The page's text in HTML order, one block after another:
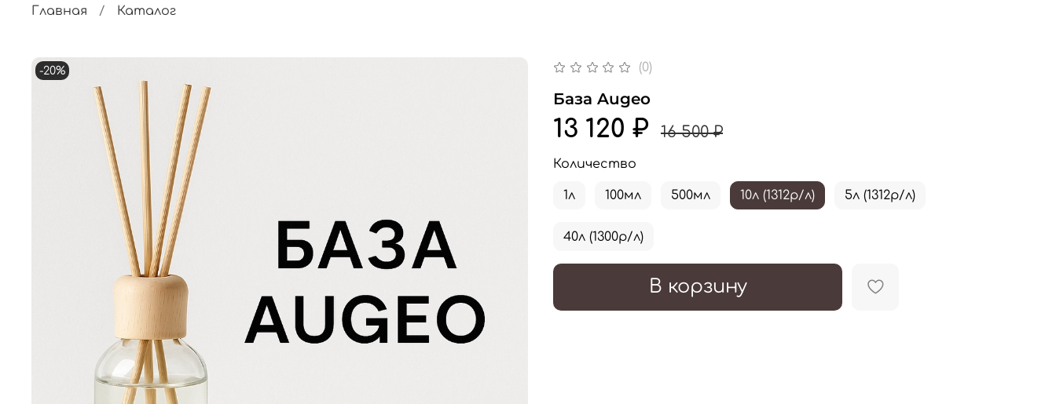
Главная Каталог
-20% (0)
База Augeo
13 120 ₽ 16 500 ₽
В корзину
Количество
1л 100мл 500мл 10л (1312р/л) 5л (1312р/л)
40л (1300р/л)